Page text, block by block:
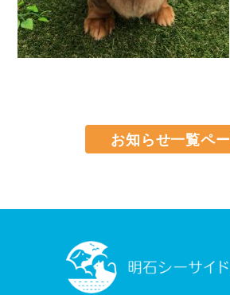
お知らせ一覧ペ